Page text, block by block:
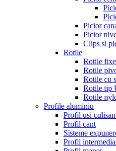
Picior
Picior
Clips si
Rotile
Rotile fixe
Rotile
Rotile cu
Rotile tip
Rotile
Profile aluminiu
Profil usi
Profil cant
Sisteme
Profil